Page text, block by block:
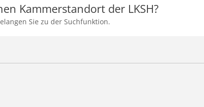
Kammerstandort der LKSH?
Sie zu der Suchfunktion.